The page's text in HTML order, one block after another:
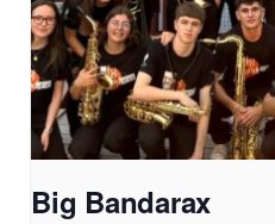
Big Bandarax